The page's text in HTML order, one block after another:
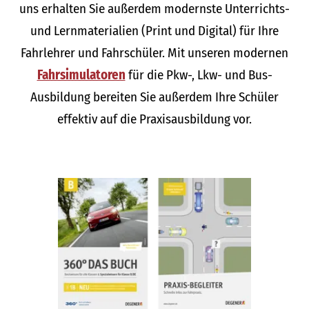
uns erhalten Sie außerdem modernste Unterrichts-
und Lernmaterialien (Print und Digital) für Ihre
Fahrlehrer und Fahrschüler. Mit unseren modernen
Fahrsimulatoren für die Pkw-, Lkw- und Bus-
Ausbildung bereiten Sie außerdem Ihre Schüler
effektiv auf die Praxisausbildung vor.